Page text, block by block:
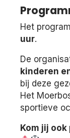
Het
uur.
De
kinderen
bij deze
Het
sportieve
Kom jij ook